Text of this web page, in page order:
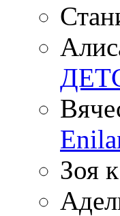
Зоя